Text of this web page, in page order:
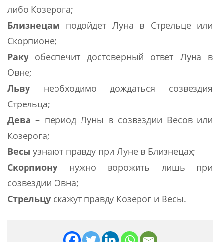
либо Козерога;
Близнецам подойдет Луна в Стрельце или
Скорпионе;
Раку обеспечит достоверный ответ Луна в
Овне;
Льву необходимо дождаться созвездия
Стрельца;
Дева – период Луны в созвездии Весов или
Козерога;
Весы узнают правду при Луне в Близнецах;
Скорпиону нужно ворожить лишь при
созвездии Овна;
Стрельцу скажут правду Козерог и Весы.